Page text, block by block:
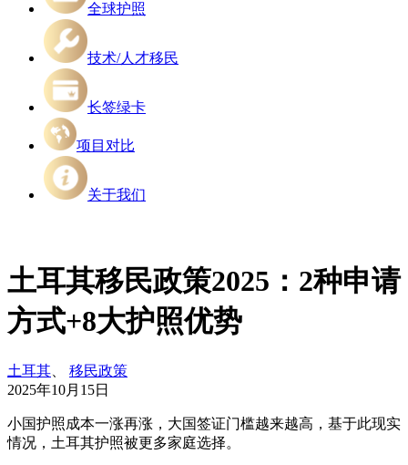
全球护照
技术/人才移民
长签绿卡
项目对比
关于我们
土耳其移民政策2025：2种申请
方式+8大护照优势
土耳其
移民政策
2025年10月15日
小国护照成本一涨再涨，大国签证门槛越来越高，基于此现实
情况，土耳其护照被更多家庭选择。